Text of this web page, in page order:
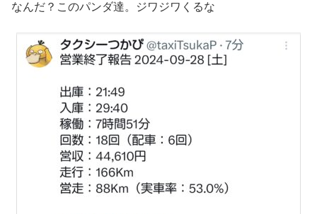
なんだ？このパンダ達。ジワジワくるな